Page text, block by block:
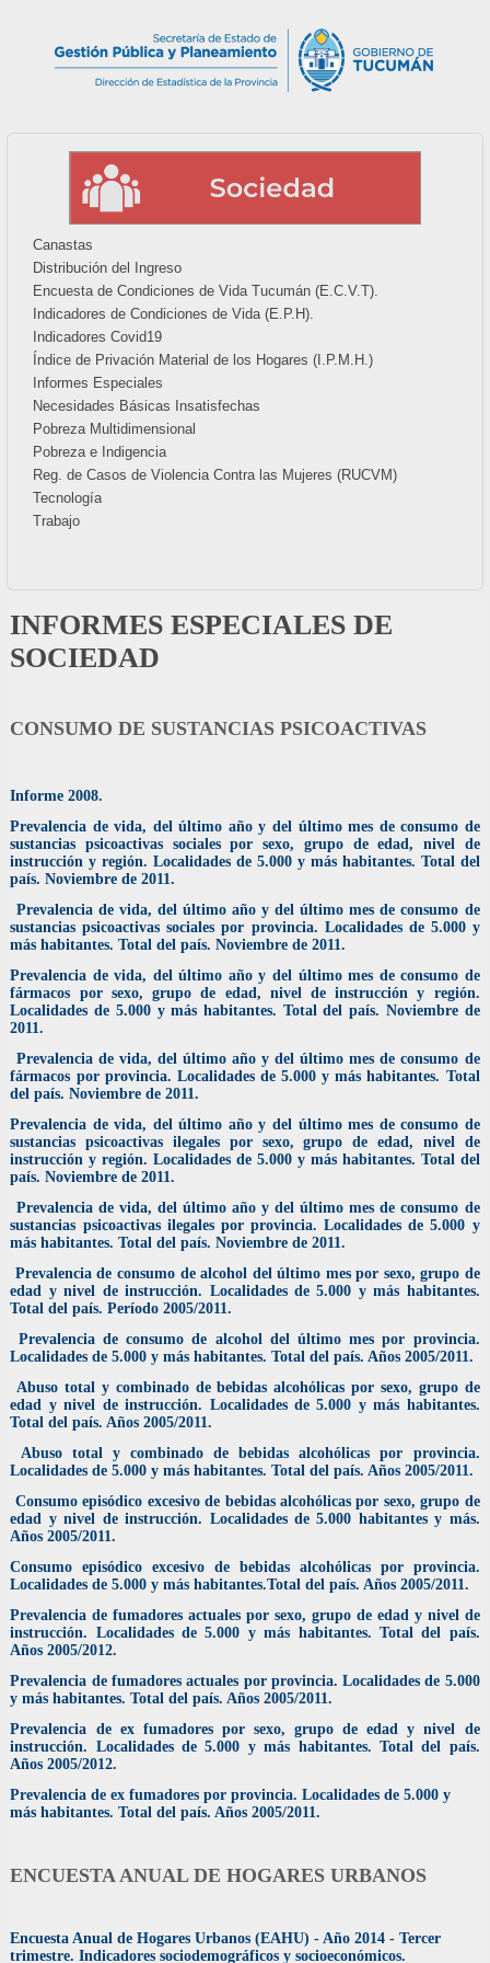
Canastas
Distribución del Ingreso
Encuesta de Condiciones de Vida Tucumán (E.C.V.T).
Indicadores de Condiciones de Vida (E.P.H).
Indicadores Covid19
Índice de Privación Material de los Hogares (I.P.M.H.)
Informes Especiales
Necesidades Básicas Insatisfechas
Pobreza Multidimensional
Pobreza e Indigencia
Reg. de Casos de Violencia Contra las Mujeres (RUCVM)
Tecnología
Trabajo
INFORMES ESPECIALES DE
SOCIEDAD
CONSUMO DE SUSTANCIAS PSICOACTIVAS
Informe 2008.
Prevalencia de vida, del último año y del último mes de consumo de
sustancias psicoactivas sociales por sexo, grupo de edad, nivel de
instrucción y región. Localidades de 5.000 y más habitantes. Total del
país. Noviembre de 2011.
Prevalencia de vida, del último año y del último mes de consumo de
sustancias psicoactivas sociales por provincia. Localidades de 5.000 y
más habitantes. Total del país. Noviembre de 2011.
Prevalencia de vida, del último año y del último mes de consumo de
fármacos por sexo, grupo de edad, nivel de instrucción y región.
Localidades de 5.000 y más habitantes. Total del país. Noviembre de
2011.
Prevalencia de vida, del último año y del último mes de consumo de
fármacos por provincia. Localidades de 5.000 y más habitantes. Total
del país. Noviembre de 2011.
Prevalencia de vida, del último año y del último mes de consumo de
sustancias psicoactivas ilegales por sexo, grupo de edad, nivel de
instrucción y región. Localidades de 5.000 y más habitantes. Total del
país. Noviembre de 2011.
Prevalencia de vida, del último año y del último mes de consumo de
sustancias psicoactivas ilegales por provincia. Localidades de 5.000 y
más habitantes. Total del país. Noviembre de 2011.
Prevalencia de consumo de alcohol del último mes por sexo, grupo de
edad y nivel de instrucción. Localidades de 5.000 y más habitantes.
Total del país. Período 2005/2011.
Prevalencia de consumo de alcohol del último mes por provincia.
Localidades de 5.000 y más habitantes. Total del país. Años 2005/2011.
Abuso total y combinado de bebidas alcohólicas por sexo, grupo de
edad y nivel de instrucción. Localidades de 5.000 y más habitantes.
Total del país. Años 2005/2011.
Abuso total y combinado de bebidas alcohólicas por provincia.
Localidades de 5.000 y más habitantes. Total del país. Años 2005/2011.
Consumo episódico excesivo de bebidas alcohólicas por sexo, grupo de
edad y nivel de instrucción. Localidades de 5.000 habitantes y más.
Años 2005/2011.
Consumo episódico excesivo de bebidas alcohólicas por provincia.
Localidades de 5.000 y más habitantes.Total del país. Años 2005/2011.
Prevalencia de fumadores actuales por sexo, grupo de edad y nivel de
instrucción. Localidades de 5.000 y más habitantes. Total del país.
Años 2005/2012.
Prevalencia de fumadores actuales por provincia. Localidades de 5.000
y más habitantes. Total del país. Años 2005/2011.
Prevalencia de ex fumadores por sexo, grupo de edad y nivel de
instrucción. Localidades de 5.000 y más habitantes. Total del país.
Años 2005/2012.
Prevalencia de ex fumadores por provincia. Localidades de 5.000 y
más habitantes. Total del país. Años 2005/2011.
ENCUESTA ANUAL DE HOGARES URBANOS
Encuesta Anual de Hogares Urbanos (EAHU) - Año 2014 - Tercer
trimestre. Indicadores sociodemográficos y socioeconómicos.